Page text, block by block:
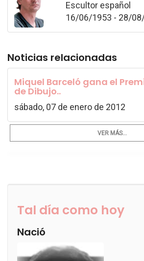
Escultor español
16/06/1953 - 28/
Noticias relacionadas
Miquel Barceló gana el
de Dibujo..
sábado, 07 de enero de 2012
VER MÁS...
Tal día como hoy
Nació